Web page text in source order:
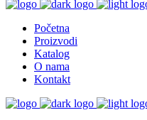
Početna
Proizvodi
Katalog
O nama
Kontakt